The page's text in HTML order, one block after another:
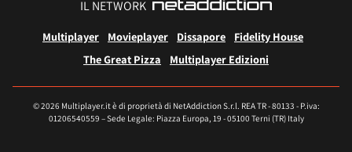
IL NETWORK
Multiplayer Movieplayer Dissapore
Fidelity House
The Great Pizza
Multiplayer Edizioni
© 2026 Multiplayer.it è di proprietà di NetAddiction S.r.l. REA TR - 80133 - P.iva:
01206540559 – Sede Legale: Piazza Europa, 19 - 05100 Terni (TR) Italy